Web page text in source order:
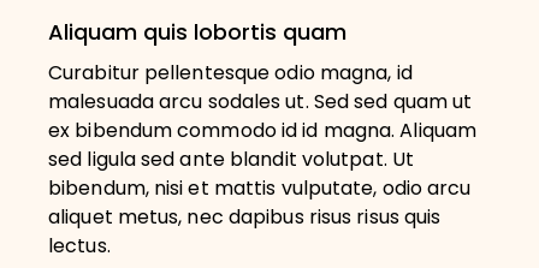
Aliquam quis lobortis quam
Curabitur pellentesque odio magna, id
malesuada arcu sodales ut. Sed sed quam ut
ex bibendum commodo id id magna. Aliquam
sed ligula sed ante blandit volutpat. Ut
bibendum, nisi et mattis vulputate, odio arcu
aliquet metus, nec dapibus risus risus quis
lectus.